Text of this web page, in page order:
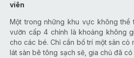
viên
Một trong những khu vực không thể
vườn cấp 4 chính là khoảng không
cho các bé. Chỉ cần bố trí một sân cỏ
lát sàn bê tông sạch sẽ, gia chủ đã